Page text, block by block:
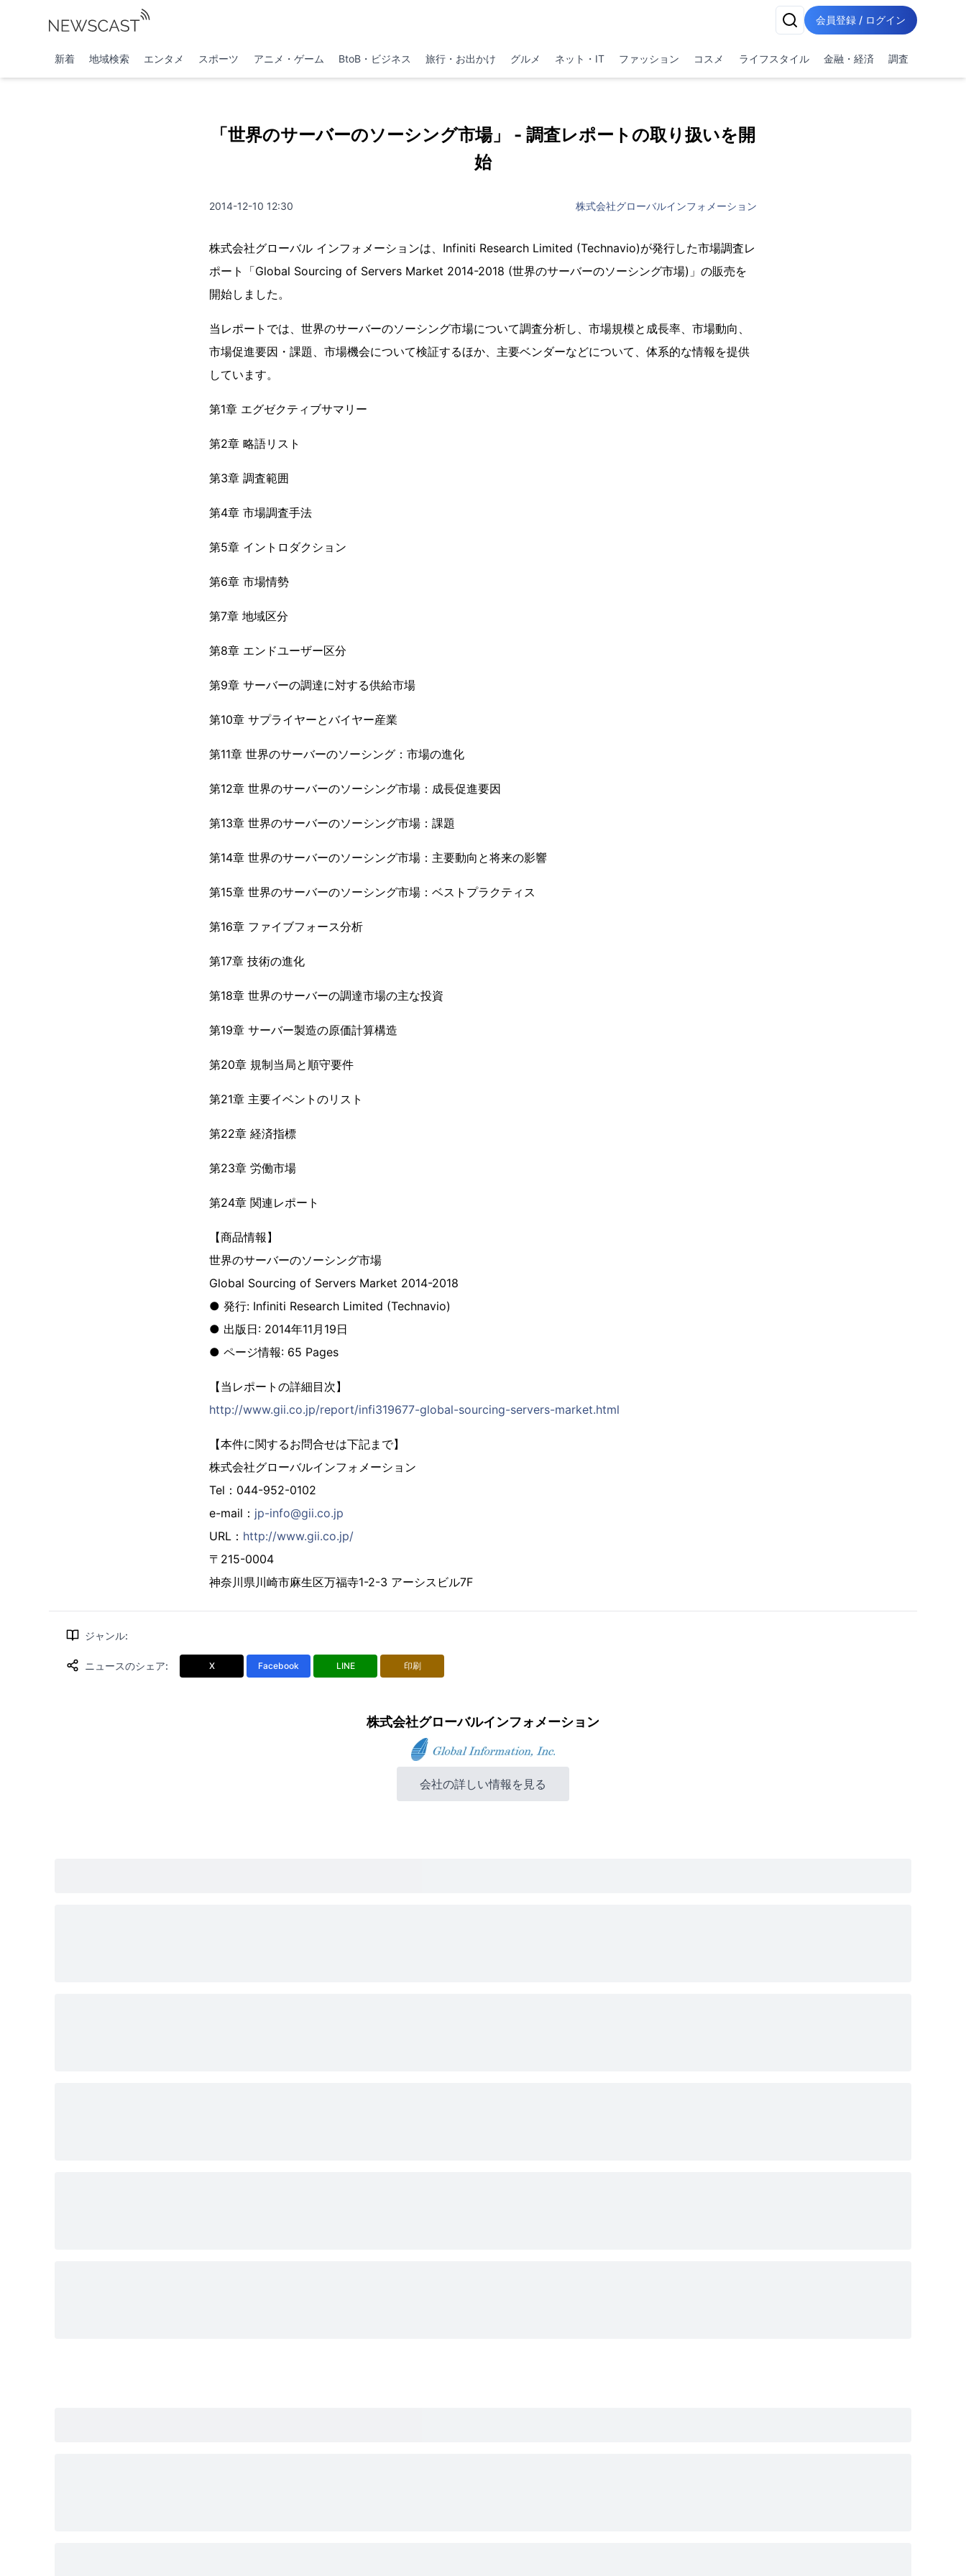
会員登録 / ログイン
新着 地域検索 エンタメ スポーツ アニメ・ゲーム BtoB・ビジネス 旅行・お出かけ グルメ ネット・IT ファッション コスメ ライフスタイル 金融・経済 調査
「世界のサーバーのソーシング市場」 - 調査レポートの取り扱いを開
始
2014-12-10 12:30 株式会社グローバルインフォメーション
株式会社グローバル インフォメーションは、Infiniti Research Limited (Technavio)が発行した市場調査レ
ポート「Global Sourcing of Servers Market 2014-2018 (世界のサーバーのソーシング市場)」の販売を
開始しました。
当レポートでは、世界のサーバーのソーシング市場について調査分析し、市場規模と成長率、市場動向、
市場促進要因・課題、市場機会について検証するほか、主要ベンダーなどについて、体系的な情報を提供
しています。
第1章 エグゼクティブサマリー
第2章 略語リスト
第3章 調査範囲
第4章 市場調査手法
第5章 イントロダクション
第6章 市場情勢
第7章 地域区分
第8章 エンドユーザー区分
第9章 サーバーの調達に対する供給市場
第10章 サプライヤーとバイヤー産業
第11章 世界のサーバーのソーシング：市場の進化
第12章 世界のサーバーのソーシング市場：成長促進要因
第13章 世界のサーバーのソーシング市場：課題
第14章 世界のサーバーのソーシング市場：主要動向と将来の影響
第15章 世界のサーバーのソーシング市場：ベストプラクティス
第16章 ファイブフォース分析
第17章 技術の進化
第18章 世界のサーバーの調達市場の主な投資
第19章 サーバー製造の原価計算構造
第20章 規制当局と順守要件
第21章 主要イベントのリスト
第22章 経済指標
第23章 労働市場
第24章 関連レポート
【商品情報】
世界のサーバーのソーシング市場
Global Sourcing of Servers Market 2014-2018
● 発行: Infiniti Research Limited (Technavio)
● 出版日: 2014年11月19日
● ページ情報: 65 Pages
【当レポートの詳細目次】
http://www.gii.co.jp/report/infi319677-global-sourcing-servers-market.html
【本件に関するお問合せは下記まで】
株式会社グローバルインフォメーション
Tel：044-952-0102
e-mail： jp-info@gii.co.jp
URL： http://www.gii.co.jp/
〒215-0004
神奈川県川崎市麻生区万福寺1-2-3 アーシスビル7F
ジャンル:
ニュースのシェア: X Facebook LINE 印刷
株式会社グローバルインフォメーション
会社の詳しい情報を見る